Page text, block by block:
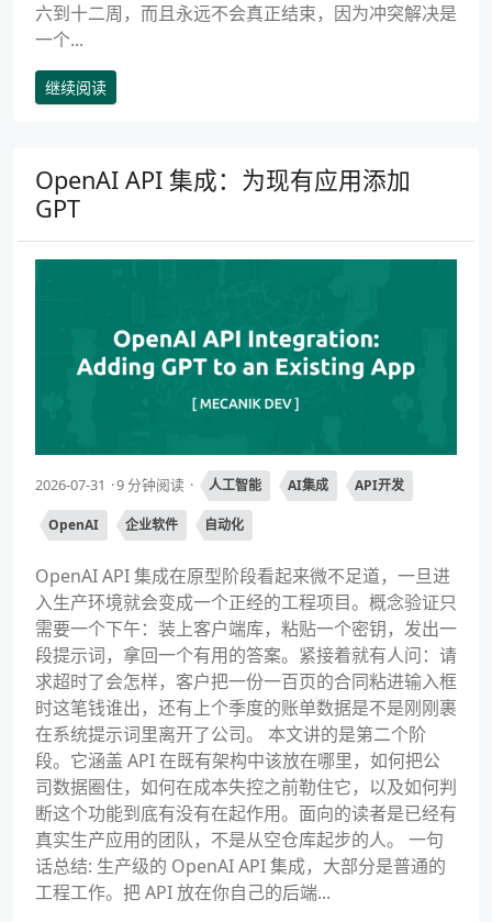
六到十二周，而且永远不会真正结束，因为冲突解决是
一个...
继续阅读
OpenAI API 集成：为现有应用添加
GPT
2026-07-31 9 分钟阅读 人工智能 AI集成 API开发
OpenAI 企业软件 自动化
OpenAI API 集成在原型阶段看起来微不足道，一旦进
入生产环境就会变成一个正经的工程项目。概念验证只
需要一个下午：装上客户端库，粘贴一个密钥，发出一
段提示词，拿回一个有用的答案。紧接着就有人问：请
求超时了会怎样，客户把一份一百页的合同粘进输入框
时这笔钱谁出，还有上个季度的账单数据是不是刚刚裹
在系统提示词里离开了公司。 本文讲的是第二个阶
段。它涵盖 API 在既有架构中该放在哪里，如何把公
司数据圈住，如何在成本失控之前勒住它，以及如何判
断这个功能到底有没有在起作用。面向的读者是已经有
真实生产应用的团队，不是从空仓库起步的人。 一句
话总结: 生产级的 OpenAI API 集成，大部分是普通的
工程工作。把 API 放在你自己的后端...